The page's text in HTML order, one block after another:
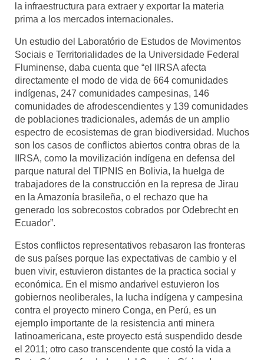
la infraestructura para extraer y exportar la materia
prima a los mercados internacionales.
Un estudio del Laboratório de Estudos de Movimentos
Sociais e Territorialidades de la Universidade Federal
Fluminense, daba cuenta que “el IIRSA afecta
directamente el modo de vida de 664 comunidades
indígenas, 247 comunidades campesinas, 146
comunidades de afrodescendientes y 139 comunidades
de poblaciones tradicionales, además de un amplio
espectro de ecosistemas de gran biodiversidad. Muchos
son los casos de conflictos abiertos contra obras de la
IIRSA, como la movilización indígena en defensa del
parque natural del TIPNIS en Bolivia, la huelga de
trabajadores de la construcción en la represa de Jirau
en la Amazonía brasileña, o el rechazo que ha
generado los sobrecostos cobrados por Odebrecht en
Ecuador”.
Estos conflictos representativos rebasaron las fronteras
de sus países porque las expectativas de cambio y el
buen vivir, estuvieron distantes de la practica social y
económica. En el mismo andarivel estuvieron los
gobiernos neoliberales, la lucha indígena y campesina
contra el proyecto minero Conga, en Perú, es un
ejemplo importante de la resistencia anti minera
latinoamericana, este proyecto está suspendido desde
el 2011; otro caso transcendente que costó la vida a